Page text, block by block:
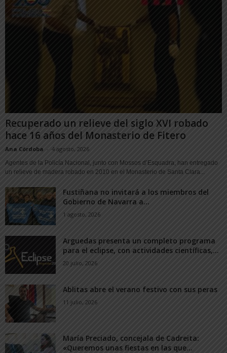
Recuperado un relieve del siglo XVI robado
hace 16 años del Monasterio de Fitero
Ana Córdoba - 4 agosto, 2026
Agentes de la Policía Nacional, junto con Mossos d’Esquadra, han entregado
un relieve de madera robado en 2010 en el Monasterio de Santa Clara...
Fustiñana no invitará a los miembros del
Gobierno de Navarra a...
1 agosto, 2026
Arguedas presenta un completo programa
para el eclipse, con actividades científicas,...
20 julio, 2026
Ablitas abre el verano festivo con sus peras
11 julio, 2026
María Preciado, concejala de Cadreita:
«Queremos unas fiestas en las que...